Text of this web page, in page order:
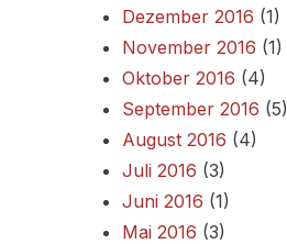
Dezember 2016 (1)
November 2016 (1)
Oktober 2016 (4)
September 2016 (5)
August 2016 (4)
Juli 2016 (3)
Juni 2016 (1)
Mai 2016 (3)